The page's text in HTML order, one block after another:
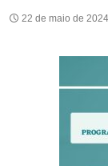
22 de maio de 2024